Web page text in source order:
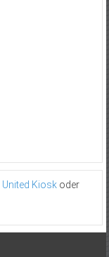
United Kioskoder